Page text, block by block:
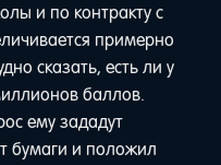
и по контракту с
примерно
сказать, есть ли у
баллов.
ему зададут
бумаги и положил